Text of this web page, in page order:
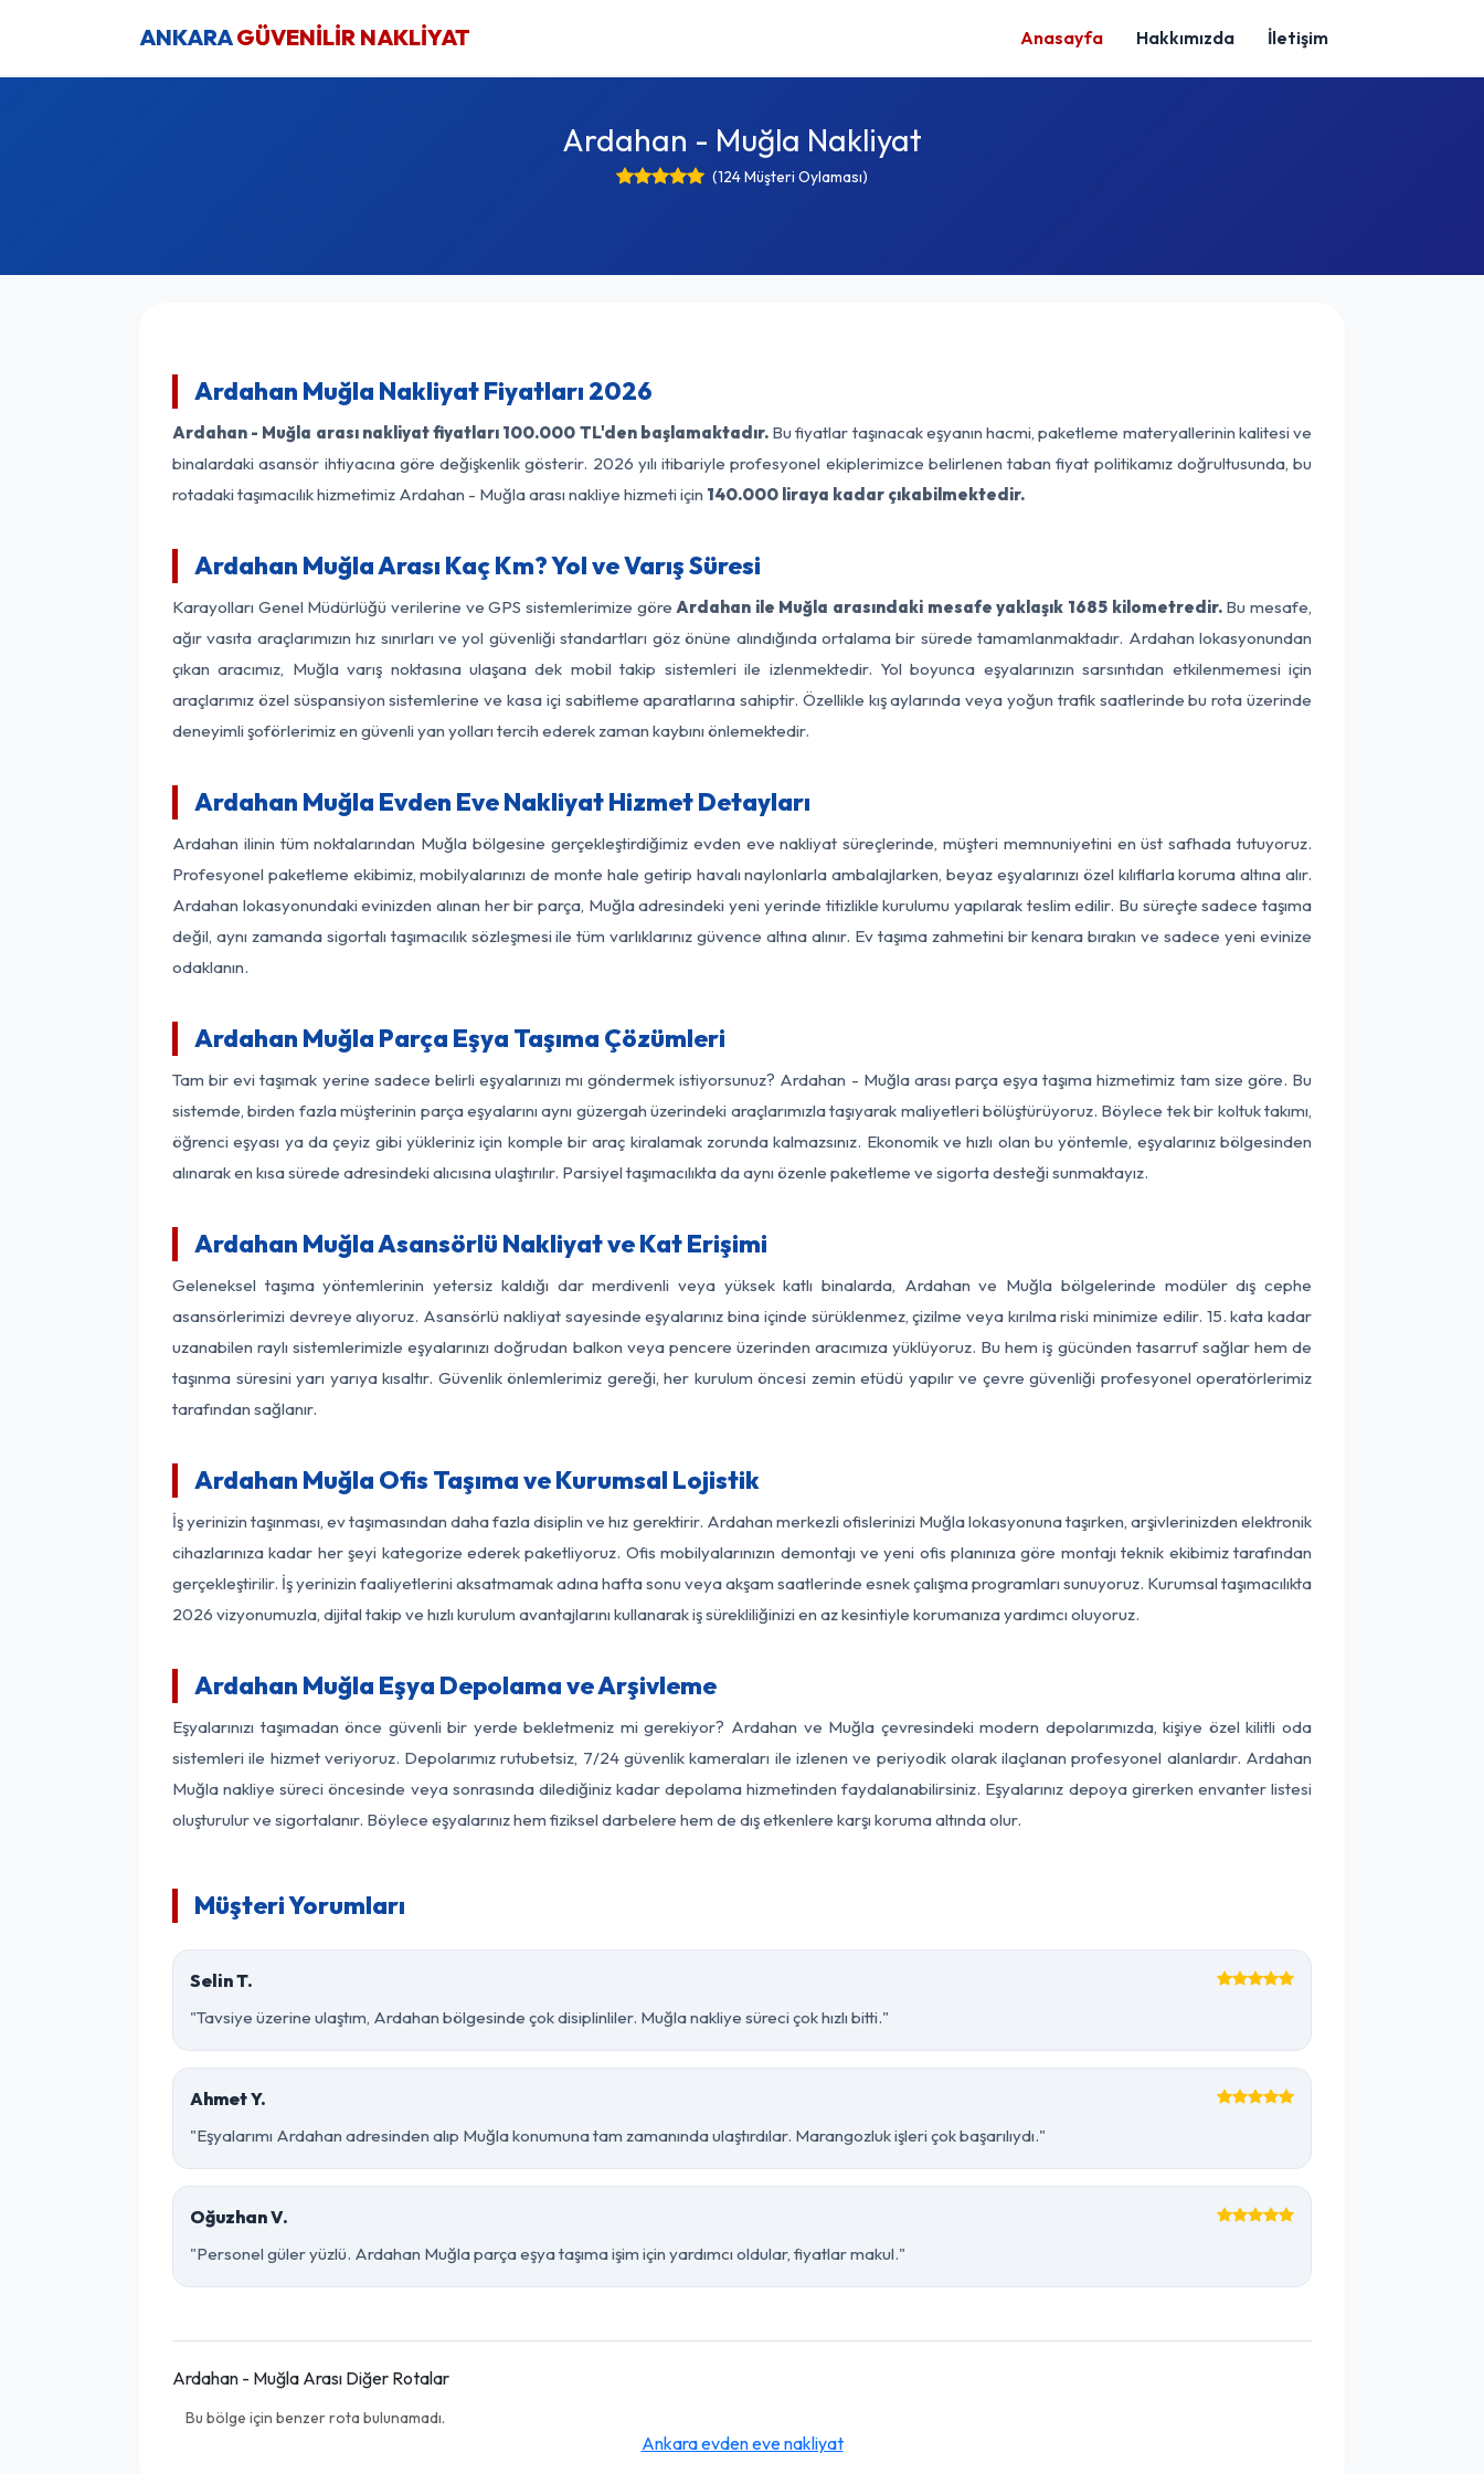
ANKARAGÜVENİLİR NAKLİYAT Anasayfa Hakkımızda İletişim
Ardahan - Muğla Nakliyat
(124 Müşteri Oylaması)
Ardahan Muğla Nakliyat Fiyatları 2026
Ardahan - Muğla arası nakliyat fiyatları 100.000 TL'den başlamaktadır.Bu fiyatlar taşınacak eşyanın hacmi, paketleme materyallerinin kalitesi ve
binalardaki asansör ihtiyacına göre değişkenlik gösterir. 2026 yılı itibariyle profesyonel ekiplerimizce belirlenen taban fiyat politikamız doğrultusunda, bu
rotadaki taşımacılık hizmetimiz Ardahan - Muğla arası nakliye hizmeti için 140.000 liraya kadar çıkabilmektedir.
Ardahan Muğla Arası Kaç Km? Yol ve Varış Süresi
Karayolları Genel Müdürlüğü verilerine ve GPS sistemlerimize göreArdahan ile Muğla arasındaki mesafe yaklaşık 1685 kilometredir.Bu mesafe,
ağır vasıta araçlarımızın hız sınırları ve yol güvenliği standartları göz önüne alındığında ortalama bir sürede tamamlanmaktadır. Ardahan lokasyonundan
çıkan aracımız, Muğla varış noktasına ulaşana dek mobil takip sistemleri ile izlenmektedir. Yol boyunca eşyalarınızın sarsıntıdan etkilenmemesi için
araçlarımız özel süspansiyon sistemlerine ve kasa içi sabitleme aparatlarına sahiptir. Özellikle kış aylarında veya yoğun trafik saatlerinde bu rota üzerinde
deneyimli şoförlerimiz en güvenli yan yolları tercih ederek zaman kaybını önlemektedir.
Ardahan Muğla Evden Eve Nakliyat Hizmet Detayları
Ardahan ilinin tüm noktalarından Muğla bölgesine gerçekleştirdiğimiz evden eve nakliyat süreçlerinde, müşteri memnuniyetini en üst safhada tutuyoruz.
Profesyonel paketleme ekibimiz, mobilyalarınızı de monte hale getirip havalı naylonlarla ambalajlarken, beyaz eşyalarınızı özel kılıflarla koruma altına alır.
Ardahan lokasyonundaki evinizden alınan her bir parça, Muğla adresindeki yeni yerinde titizlikle kurulumu yapılarak teslim edilir. Bu süreçte sadece taşıma
değil, aynı zamanda sigortalı taşımacılık sözleşmesi ile tüm varlıklarınız güvence altına alınır. Ev taşıma zahmetini bir kenara bırakın ve sadece yeni evinize
odaklanın.
Ardahan Muğla Parça Eşya Taşıma Çözümleri
Tam bir evi taşımak yerine sadece belirli eşyalarınızı mı göndermek istiyorsunuz? Ardahan - Muğla arası parça eşya taşıma hizmetimiz tam size göre. Bu
sistemde, birden fazla müşterinin parça eşyalarını aynı güzergah üzerindeki araçlarımızla taşıyarak maliyetleri bölüştürüyoruz. Böylece tek bir koltuk takımı,
öğrenci eşyası ya da çeyiz gibi yükleriniz için komple bir araç kiralamak zorunda kalmazsınız. Ekonomik ve hızlı olan bu yöntemle, eşyalarınız bölgesinden
alınarak en kısa sürede adresindeki alıcısına ulaştırılır. Parsiyel taşımacılıkta da aynı özenle paketleme ve sigorta desteği sunmaktayız.
Ardahan Muğla Asansörlü Nakliyat ve Kat Erişimi
Geleneksel taşıma yöntemlerinin yetersiz kaldığı dar merdivenli veya yüksek katlı binalarda, Ardahan ve Muğla bölgelerinde modüler dış cephe
asansörlerimizi devreye alıyoruz. Asansörlü nakliyat sayesinde eşyalarınız bina içinde sürüklenmez, çizilme veya kırılma riski minimize edilir. 15. kata kadar
uzanabilen raylı sistemlerimizle eşyalarınızı doğrudan balkon veya pencere üzerinden aracımıza yüklüyoruz. Bu hem iş gücünden tasarruf sağlar hem de
taşınma süresini yarı yarıya kısaltır. Güvenlik önlemlerimiz gereği, her kurulum öncesi zemin etüdü yapılır ve çevre güvenliği profesyonel operatörlerimiz
tarafından sağlanır.
Ardahan Muğla Ofis Taşıma ve Kurumsal Lojistik
İş yerinizin taşınması, ev taşımasından daha fazla disiplin ve hız gerektirir. Ardahan merkezli ofislerinizi Muğla lokasyonuna taşırken, arşivlerinizden elektronik
cihazlarınıza kadar her şeyi kategorize ederek paketliyoruz. Ofis mobilyalarınızın demontajı ve yeni ofis planınıza göre montajı teknik ekibimiz tarafından
gerçekleştirilir. İş yerinizin faaliyetlerini aksatmamak adına hafta sonu veya akşam saatlerinde esnek çalışma programları sunuyoruz. Kurumsal taşımacılıkta
2026 vizyonumuzla, dijital takip ve hızlı kurulum avantajlarını kullanarak iş sürekliliğinizi en az kesintiyle korumanıza yardımcı oluyoruz.
Ardahan Muğla Eşya Depolama ve Arşivleme
Eşyalarınızı taşımadan önce güvenli bir yerde bekletmeniz mi gerekiyor? Ardahan ve Muğla çevresindeki modern depolarımızda, kişiye özel kilitli oda
sistemleri ile hizmet veriyoruz. Depolarımız rutubetsiz, 7/24 güvenlik kameraları ile izlenen ve periyodik olarak ilaçlanan profesyonel alanlardır. Ardahan
Muğla nakliye süreci öncesinde veya sonrasında dilediğiniz kadar depolama hizmetinden faydalanabilirsiniz. Eşyalarınız depoya girerken envanter listesi
oluşturulur ve sigortalanır. Böylece eşyalarınız hem fiziksel darbelere hem de dış etkenlere karşı koruma altında olur.
Müşteri Yorumları
Selin T.
"Tavsiye üzerine ulaştım, Ardahan bölgesinde çok disiplinliler. Muğla nakliye süreci çok hızlı bitti."
Ahmet Y.
"Eşyalarımı Ardahan adresinden alıp Muğla konumuna tam zamanında ulaştırdılar. Marangozluk işleri çok başarılıydı."
Oğuzhan V.
"Personel güler yüzlü. Ardahan Muğla parça eşya taşıma işim için yardımcı oldular, fiyatlar makul."
Ardahan - Muğla Arası Diğer Rotalar
Bu bölge için benzer rota bulunamadı.
Ankara evden eve nakliyat